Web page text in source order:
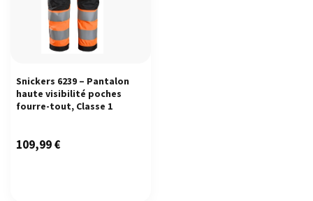
Snickers 6239 – Pantalon
haute visibilité poches
fourre-tout, Classe 1
109,99€